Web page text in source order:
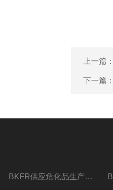
上一篇
下一篇
BKFR供应危化品生产车间1.5匹2匹3匹5匹防爆空调